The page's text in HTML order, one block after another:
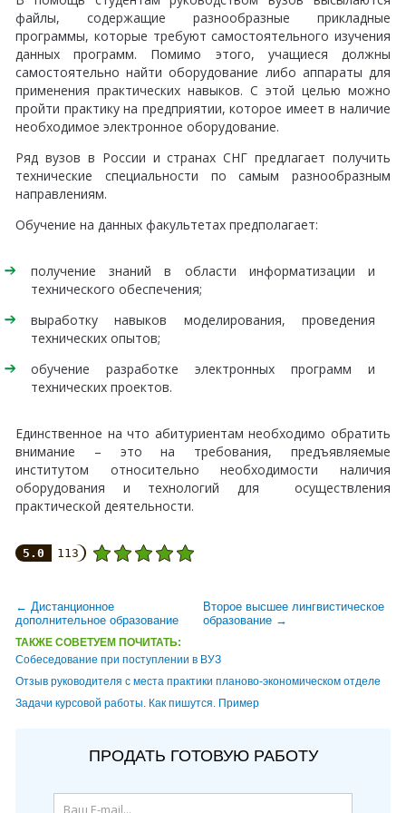
файлы, содержащие разнообразные прикладные
программы, которые требуют самостоятельного изучения
данных программ. Помимо этого, учащиеся должны
самостоятельно найти оборудование либо аппараты для
применения практических навыков. С этой целью можно
пройти практику на предприятии, которое имеет в наличие
необходимое электронное оборудование.
Ряд вузов в России и странах СНГ предлагает получить
технические специальности по самым разнообразным
направлениям.
Обучение на данных факультетах предполагает:
получение знаний в области информатизации и
технического обеспечения;
выработку навыков моделирования, проведения
технических опытов;
обучение разработке электронных программ и
технических проектов.
Единственное на что абитуриентам необходимо обратить
внимание – это на требования, предъявляемые
институтом относительно необходимости наличия
оборудования и технологий для осуществления
практической деятельности.
5.0 113
← Дистанционное
дополнительное образование
Второе высшее лингвистическое
образование →
ТАКЖЕ СОВЕТУЕМ ПОЧИТАТЬ:
Собеседование при поступлении в ВУЗ
Отзыв руководителя с места практики планово-экономическом отделе
Задачи курсовой работы. Как пишутся. Пример
ПРОДАТЬ ГОТОВУЮ РАБОТУ